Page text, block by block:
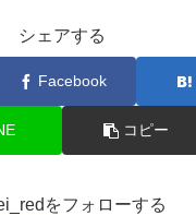
シェアする
Facebook
コピー
をフォローする